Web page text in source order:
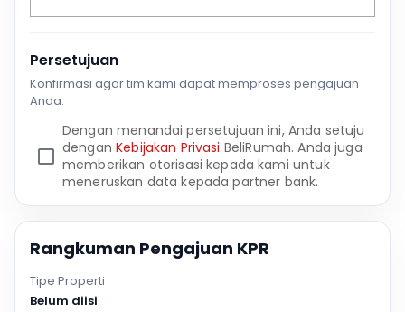
Persetujuan
Konfirmasi agar tim kami dapat memproses pengajuan
Anda.
Dengan menandai persetujuan ini, Anda setuju
denganKebijakan Privasi BeliRumah. Anda juga
memberikan otorisasi kepada kami untuk
meneruskan data kepada partner bank.
Rangkuman Pengajuan KPR
Tipe Properti
Belum diisi